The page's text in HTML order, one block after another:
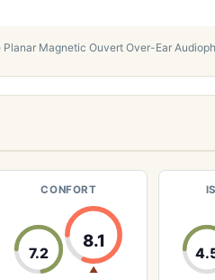
Planar Magnetic Ouvert Over-Ear
CONFORT
7.2
8.1
▲